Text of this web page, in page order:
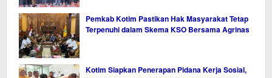
Pemkab Kotim Pastikan Hak Masyarakat Tetap
Terpenuhi dalam Skema KSO Bersama Agrinas
Kotim Siapkan Penerapan Pidana Kerja Sosial,